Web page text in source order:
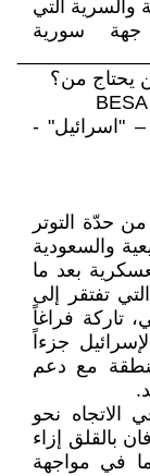
والسرية التي
سورية
– "اسرائيل" -
حدّة التوتر
والسعودية
بعد ما
تفتقر إلى
تاركة فراغاً
جزءاً
مع دعم
الاتجاه نحو
بالقلق إزاء
في مواجهة